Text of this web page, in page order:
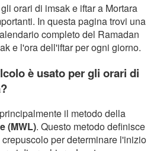
gli orari di imsak e iftar a Mortara
In questa pagina trovi una
completo del Ramadan
e l'ora dell'iftar per ogni giorno.
è usato per gli orari di
il metodo della
(MWL). Questo metodo definisce
per determinare l'inizio